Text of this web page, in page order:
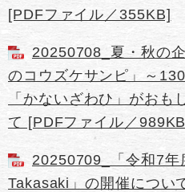
[PDFファイル／355KB]
20250708_夏・秋の
のコウズケサンピ」～
「かないざわひ」がおも
て [PDFファイル／
20250709_「令和7年
Takasaki」の開催につい